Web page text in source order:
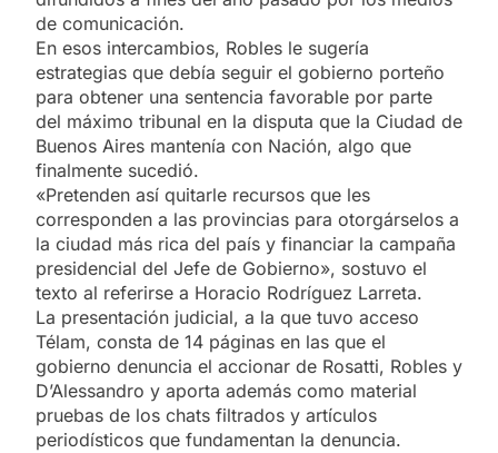
de comunicación.
En esos intercambios, Robles le sugería
estrategias que debía seguir el gobierno porteño
para obtener una sentencia favorable por parte
del máximo tribunal en la disputa que la Ciudad de
Buenos Aires mantenía con Nación, algo que
finalmente sucedió.
«Pretenden así quitarle recursos que les
corresponden a las provincias para otorgárselos a
la ciudad más rica del país y financiar la campaña
presidencial del Jefe de Gobierno», sostuvo el
texto al referirse a Horacio Rodríguez Larreta.
La presentación judicial, a la que tuvo acceso
Télam, consta de 14 páginas en las que el
gobierno denuncia el accionar de Rosatti, Robles y
D’Alessandro y aporta además como material
pruebas de los chats filtrados y artículos
periodísticos que fundamentan la denuncia.